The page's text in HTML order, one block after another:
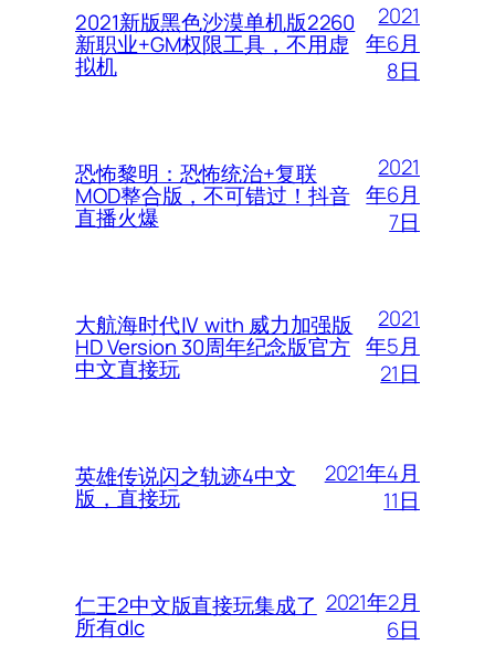
2021新版黑色沙漠单机版2260
新职业+GM权限工具，不用虚
拟机
2021
年6月
8日
恐怖黎明：恐怖统治+复联
MOD整合版，不可错过！抖音
直播火爆
2021
年6月
7日
大航海时代Ⅳ with 威力加强版
HD Version 30周年纪念版官方
中文直接玩
2021
年5月
21日
英雄传说闪之轨迹4中文
版，直接玩
2021年4月
11日
仁王2中文版直接玩集成了
所有dlc
2021年2月
6日